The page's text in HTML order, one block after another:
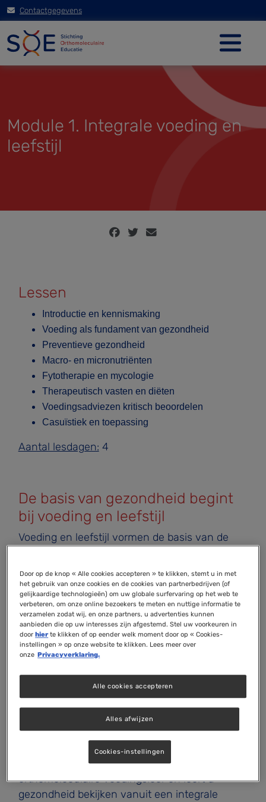
Contactgegevens
Module 1. Integrale voeding en
leefstijl
Lessen
Introductie en kennismaking
Voeding als fundament van gezondheid
Preventieve gezondheid
Macro- en micronutriënten
Fytotherapie en mycologie
Therapeutisch vasten en diëten
Voedingsadviezen kritisch beoordelen
Casuïstiek en toepassing
Aantal lesdagen: 4
De basis van gezondheid begint
bij voeding en leefstijl
Voeding en leefstijl vormen de basis van de
voedingspatronen, beweging, slaap, stress en
omgevingsinvloeden een belangrijke rol spelen
bij het ontstaan én voorkomen van chronische
aandoeningen. Voor een orthomoleculair
therapeut is het daarom essentieel om te
begrijpen hoe deze factoren de gezondheid
beïnvloeden en hoe zij kunnen worden ingezet
om het lichaam optimaal te ondersteunen.
In de module Integrale voeding en leefstijl legt
u de fundering voor de rest van de opleiding.
Tijdens vier intensieve lesdagen maakt u
kennis met de belangrijkste principes van de
orthomoleculaire voedingsleer en leert u
gezondheid bekijken vanuit een integrale
Door op de knop « Alle cookies accepteren » te klikken, stemt u in met
het gebruik van onze cookies en de cookies van partnerbedrijven (of
gelijkaardige technologieën) om uw globale surfervaring op het web te
verbeteren, om onze online bezoekers te meten en nuttige informatie te
verzamelen zodat wij, en onze partners, u advertenties kunnen
aanbieden die op uw interesses zijn afgestemd. Stel uw voorkeuren in
doorhierte klikken of op eender welk moment door op « Cookies-
instellingen » op onze website te klikken. Lees meer over
onze Privacyverklaring.
Alles afwijzen
Alle cookies accepteren
Cookies-instellingen